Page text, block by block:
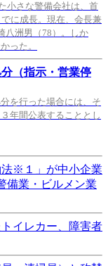
小さな警備会社は、首
に成長。現在、会長兼
八洲男（78）。しか
った。
（指示・営業停
を行った場合には、そ
年間公表することとし
※１」が中小企業
備業・ビルメン業
イレカー、障害者